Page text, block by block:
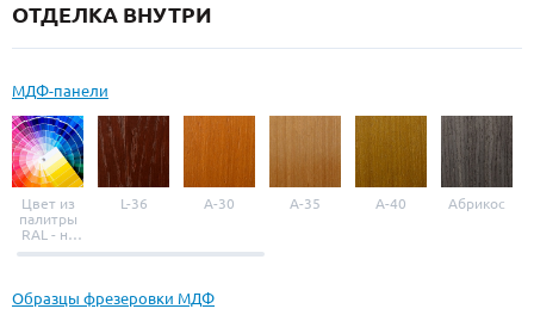
ОТДЕЛКА ВНУТРИ
МДФ-панели
Цвет из
палитры
RAL - на
выбор
L-36 A-30 A-35 A-40 Абрикос
Образцы фрезеровки МДФ